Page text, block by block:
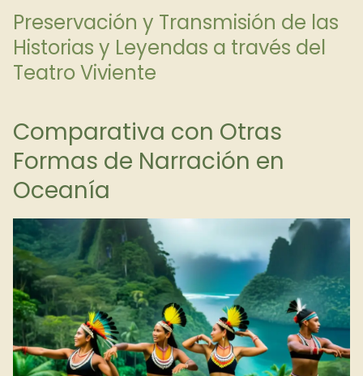
Preservación y Transmisión de las
Historias y Leyendas a través del
Teatro Viviente
Comparativa con Otras
Formas de Narración en
Oceanía